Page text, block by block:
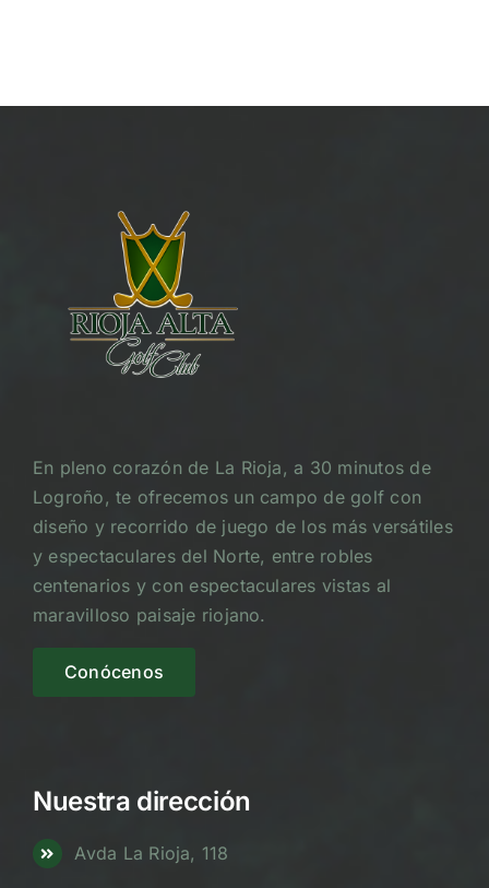
En pleno corazón de La Rioja, a 30 minutos de
Logroño, te ofrecemos un campo de golf con
diseño y recorrido de juego de los más versátiles
y espectaculares del Norte, entre robles
centenarios y con espectaculares vistas al
maravilloso paisaje riojano.
Conócenos
Nuestra dirección
Avda La Rioja, 118